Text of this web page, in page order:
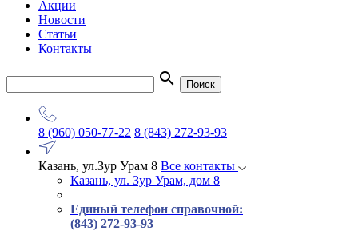
Акции
Новости
Статьи
Контакты
search Поиск
8 (960) 050-77-22 8 (843) 272-93-93
Казань, ул.Зур Урам 8 Все контакты
Казань, ул. Зур Урам, дом 8
Единый телефон справочной:
(843) 272-93-93